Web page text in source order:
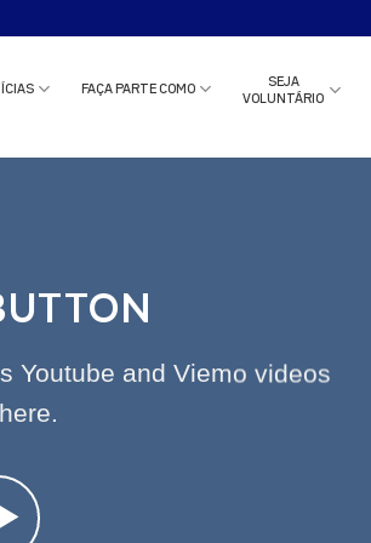
FAÇA PARTE COMO
SEJA
VOLUNTÁRIO
Youtube and Viemo videos
com nossa equipe?Clique aquie cadastre-se!!